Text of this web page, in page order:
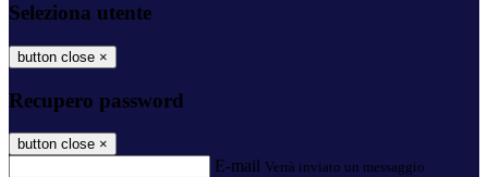
Seleziona utente
button close ×
Recupero password
button close ×
E-mail Verrà inviato un messaggio